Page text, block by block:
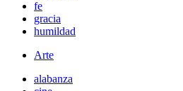
fe
gracia
humildad
Arte
alabanza